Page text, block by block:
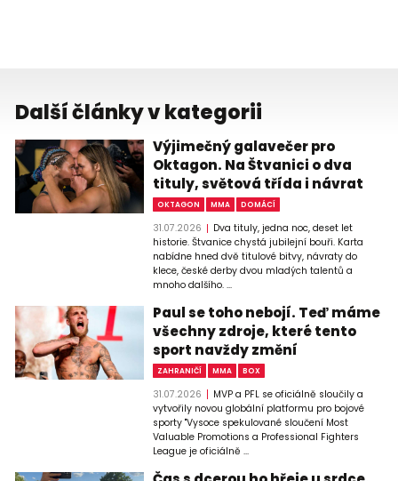
Další články v kategorii
Výjimečný galavečer pro
Oktagon. Na Štvanici o dva
tituly, světová třída i návrat
OKTAGON MMA DOMÁCÍ
31.07.2026
Dva tituly, jedna noc, deset let
historie. Štvanice chystá jubilejní bouři. Karta
nabídne hned dvě titulové bitvy, návraty do
klece, české derby dvou mladých talentů a
mnoho dalšího. ...
Paul se toho nebojí. Teď máme
všechny zdroje, které tento
sport navždy změní
ZAHRANIČÍ MMA BOX
31.07.2026
MVP a PFL se oficiálně sloučily a
vytvořily novou globální platformu pro bojové
sporty "Vysoce spekulované sloučení Most
Valuable Promotions a Professional Fighters
League je oficiálně ...